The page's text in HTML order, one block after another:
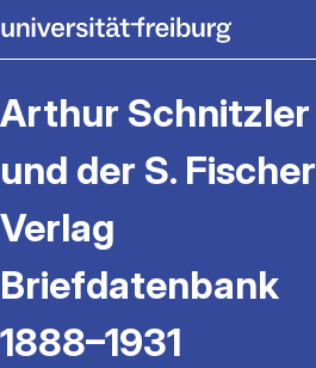
Arthur Schnitzler
und der S. Fischer
Verlag
Briefdatenbank
1888–1931